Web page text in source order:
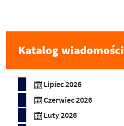
Katalog wiadomości
Lipiec 2026
Czerwiec 2026
Luty 2026